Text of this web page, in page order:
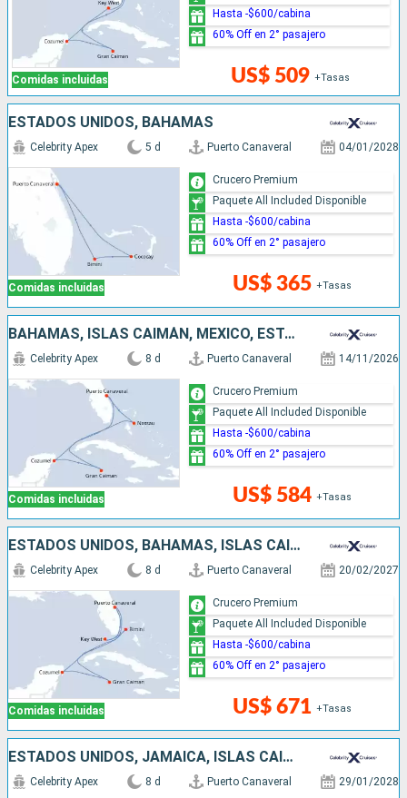
Comidas incluidas US$ 509 +Tasas
Hasta -$600/cabina
60% Off en 2° pasajero
ESTADOS UNIDOS, BAHAMAS
Comidas incluidas
Celebrity Apex 5 d Puerto Canaveral 04/01/2028
US$ 365 +Tasas
Crucero Premium
Paquete All Included Disponible
Hasta -$600/cabina
60% Off en 2° pasajero
BAHAMAS, ISLAS CAIMÁN, MÉXICO, ESTADOS UNIDOS
Comidas incluidas
Celebrity Apex 8 d Puerto Canaveral 14/11/2026
US$ 584 +Tasas
Crucero Premium
Paquete All Included Disponible
Hasta -$600/cabina
60% Off en 2° pasajero
ESTADOS UNIDOS, BAHAMAS, ISLAS CAIMÁN, MÉXICO
Comidas incluidas
Celebrity Apex 8 d Puerto Canaveral 20/02/2027
US$ 671 +Tasas
Crucero Premium
Paquete All Included Disponible
Hasta -$600/cabina
60% Off en 2° pasajero
ESTADOS UNIDOS, JAMAICA, ISLAS CAIMÁN
Celebrity Apex 8 d Puerto Canaveral 29/01/2028